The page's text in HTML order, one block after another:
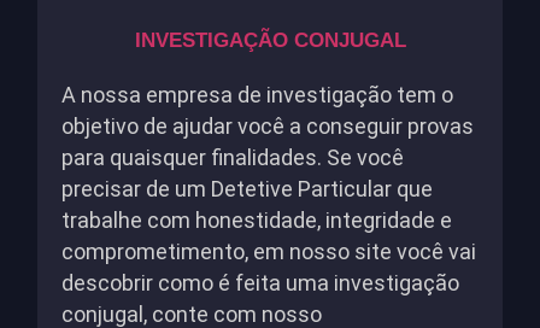
INVESTIGAÇÃO CONJUGAL
A nossa empresa de investigação tem o
objetivo de ajudar você a conseguir provas
para quaisquer finalidades. Se você
precisar de um Detetive Particular que
trabalhe com honestidade, integridade e
comprometimento, em nosso site você vai
descobrir como é feita uma investigação
conjugal, conte com nosso